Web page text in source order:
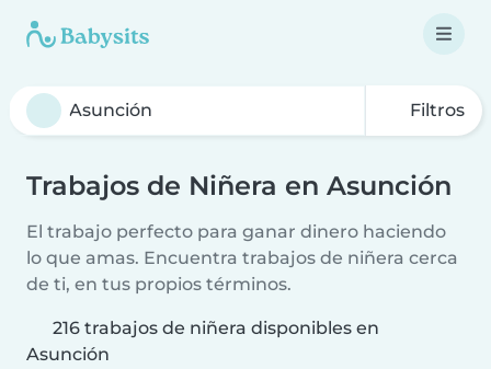
Filtros
Trabajos de Niñera en Asunción
El trabajo perfecto para ganar dinero haciendo
lo que amas. Encuentra trabajos de niñera cerca
de ti, en tus propios términos.
216 trabajos de niñera disponibles en
Asunción